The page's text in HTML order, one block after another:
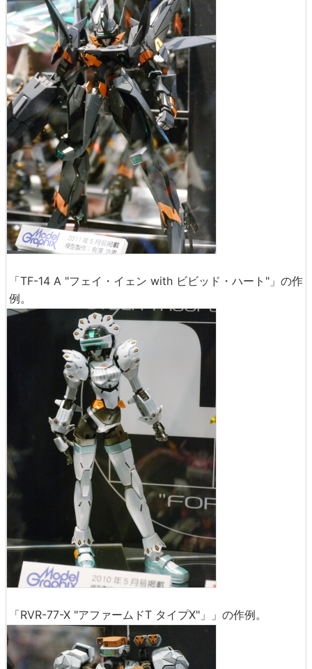
「TF-14 A "フェイ・イェン with ビビッド・ハート"」の作
例。
「RVR-77-X "アファームドT タイプX"」」の作例。